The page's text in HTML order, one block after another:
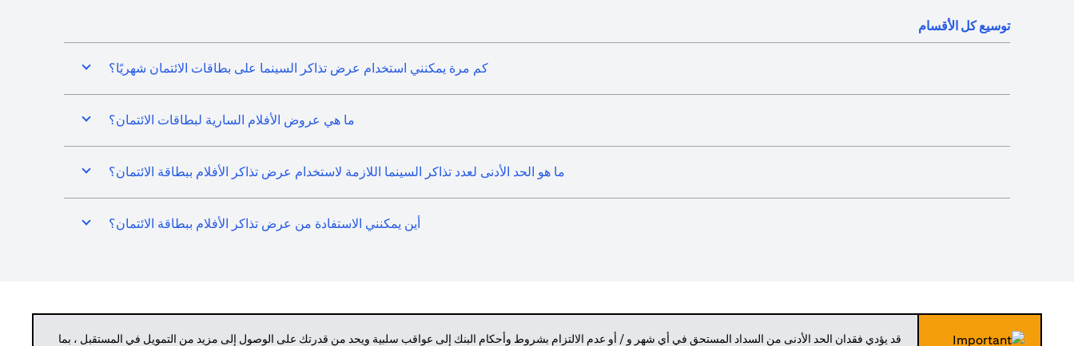
توسيع كل الأقسام
كم مرة يمكنني استخدام عرض تذاكر السينما على بطاقات الائتمان شهريًا؟
ما هي عروض الأفلام السارية لبطاقات الائتمان؟
ما هو الحد الأدنى لعدد تذاكر السينما اللازمة لاستخدام عرض تذاكر الأفلام ببطاقة الائتمان؟
أين يمكنني الاستفادة من عرض تذاكر الأفلام ببطاقة الائتمان؟
قد يؤدي فقدان الحد الأدنى من السداد المستحق في أي شهر و / أو عدم الالتزام بشروط وأحكام البنك إلى عواقب سلبية ويحد من قدرتك على الوصول إلى مزيد من التمويل في المستقبل ، بما